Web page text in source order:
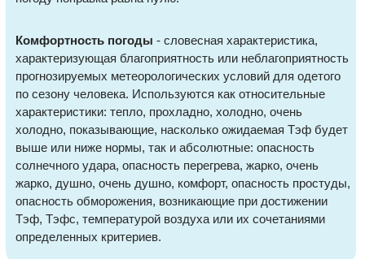
Комфортность погоды - словесная характеристика,
характеризующая благоприятность или неблагоприятность
прогнозируемых метеорологических условий для одетого
по сезону человека. Используются как относительные
характеристики: тепло, прохладно, холодно, очень
холодно, показывающие, насколько ожидаемая Тэф будет
выше или ниже нормы, так и абсолютные: опасность
солнечного удара, опасность перегрева, жарко, очень
жарко, душно, очень душно, комфорт, опасность простуды,
опасность обморожения, возникающие при достижении
Тэф, Тэфс, температурой воздуха или их сочетаниями
определенных критериев.